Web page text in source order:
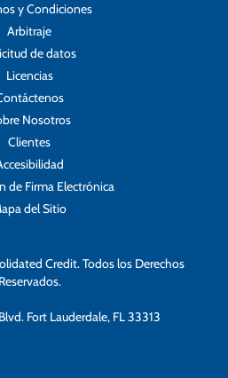
y Condiciones
Arbitraje
de datos
Licencias
Nosotros
Clientes
de Firma Electrónica
del Sitio
Credit. Todos los Derechos
Reservados.
Fort Lauderdale, FL 33313